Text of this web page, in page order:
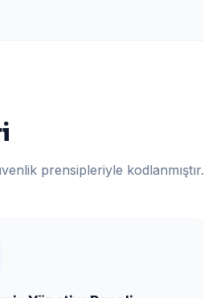
prensipleriyle kodlanmıştır.